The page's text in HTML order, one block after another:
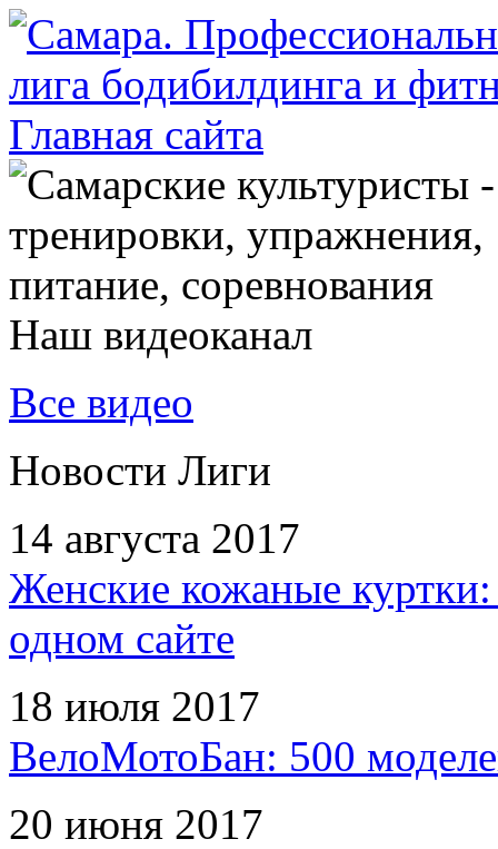
Наш видеоканал
Все видео
Новости Лиги
14 августа 2017
Женские кожаные
одном сайте
18 июля 2017
ВелоМотоБан: 500
20 июня 2017